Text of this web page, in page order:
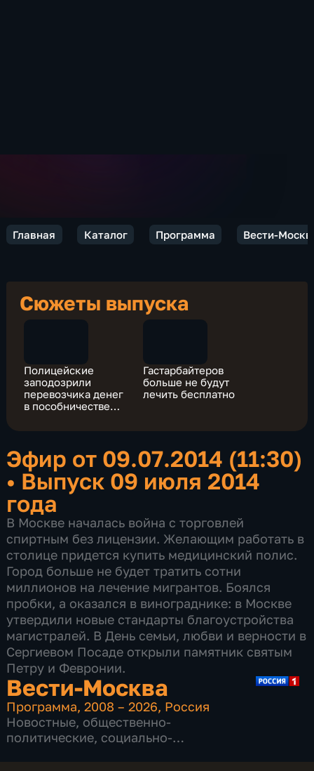
Главная Каталог Программа Вести-
Сюжеты выпуска
Полицейские
заподозрили
перевозчика денег
в пособничестве
Гастарбайтеров
больше не будут
лечить бесплатно
Эфир от 09.07.2014 (11:30)
• Выпуск 09 июля 2014
года
В Москве началась война с торговлей
спиртным без лицензии. Желающим работать в
столице придется купить медицинский полис.
Город больше не будет тратить сотни
миллионов на лечение мигрантов. Боялся
пробки, а оказался в винограднике: в Москве
утвердили новые стандарты благоустройства
магистралей. В День семьи, любви и верности в
Сергиевом Посаде открыли памятник святым
Петру и Февронии.
Вести-Москва
Программа,2008 – 2026, Россия
Новостные, общественно-
политические, социально-